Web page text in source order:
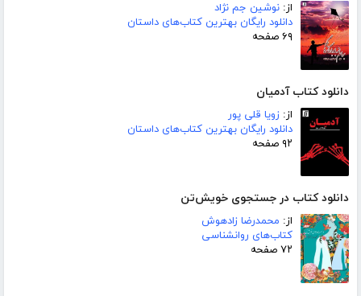
از: نوشین جم نژاد
دانلود رایگان بهترین کتاب‌های داستان
۶۹ صفحه
دانلود کتاب آدمیان
از: زویا قلی پور
دانلود رایگان بهترین کتاب‌های داستان
۹۲ صفحه
دانلود کتاب در جستجوی خویش‌تن
از: محمدرضا زادهوش
کتاب‌های روانشناسی
۷۲ صفحه